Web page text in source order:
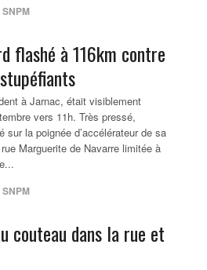
SNPM
flashé à 116km contre
à Jarnac, était visiblement
vers 11h. Très pressé,
sur la poignée d’accélérateur de sa
Marguerite de Navarre limitée à
SNPM
couteau dans la rue et